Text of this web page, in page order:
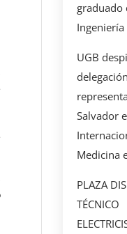
graduado
Ingeniería
UGB
Salvador
Medicina
PLAZA
TÉCNICO